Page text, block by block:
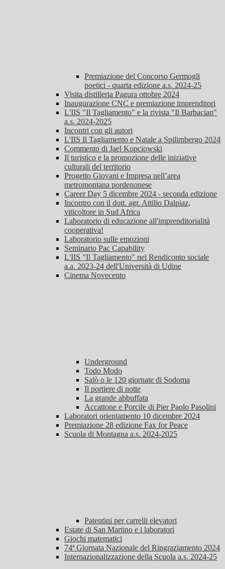
Premiazione del Concorso Germogli
poetici - quarta edizione a.s. 2024-25
Visita distilleria Pagura ottobre 2024
Inaugurazione CNC e premiazione imprenditori
L'IIS "Il Tagliamento" e la rivista "Il Barbacian"
a.s. 2024-2025
Incontri con gli autori
L'IIS Il Tagliamento e Natale a Spilimbergo 2024
Commento di Jael Kopciowski
Il turistico e la promozione delle iniziative
culturali del territorio
Progetto Giovani e Impresa nell’area
metromontana pordenonese
Career Day 5 dicembre 2024 - seconda edizione
Incontro con il dott. agr. Attilio Dalpiaz,
viticoltore in Sud Africa
Laboratorio di educazione all'imprenditorialità
cooperativa!
Laboratorio sulle emozioni
Seminario Pac Capability
L'IIS "Il Tagliamento" nel Rendiconto sociale
a.a. 2023-24 dell'Università di Udine
Cinema Novecento
Underground
Todo Modo
Salò o le 120 giornate di Sodoma
Il portiere di notte
La grande abbuffata
Accattone e Porcile di Pier Paolo Pasolini
Laboratori orientamento 10 dicembre 2024
Premiazione 28 edizione Fax for Peace
Scuola di Montagna a.s. 2024-2025
Patentini per carrelli elevatori
Estate di San Martino e i laboratori
Giochi matematici
74ª Giornata Nazionale del Ringraziamento 2024
Internazionalizzazione della Scuola a.s. 2024-25